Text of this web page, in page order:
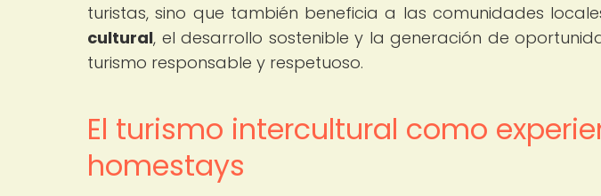
turistas, sino que también beneficia a las comunidades
cultural, el desarrollo sostenible y la generación de
turismo responsable y respetuoso.
El turismo intercultural como
homestays